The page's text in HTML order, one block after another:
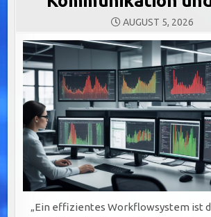
AUGUST 5, 2026
„Ein effizientes Workflowsystem ist